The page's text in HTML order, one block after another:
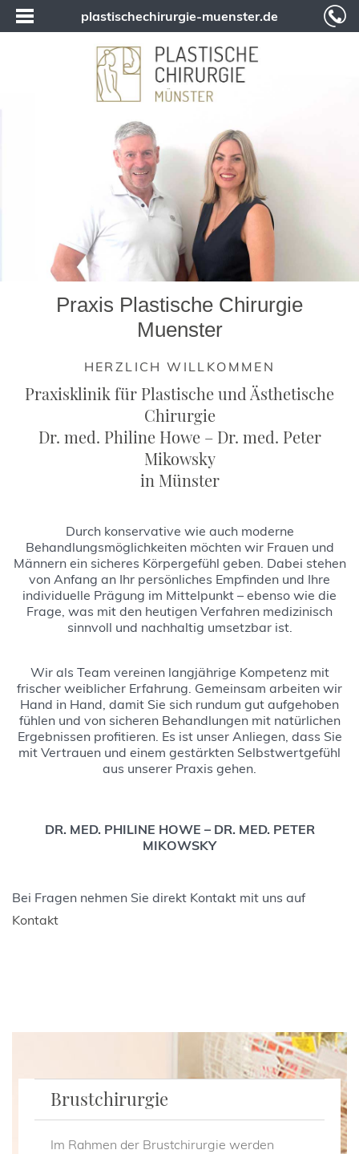
plastischechirurgie-muenster.de
Praxis Plastische Chirurgie
Muenster
HERZLICH WILLKOMMEN
Praxisklinik für Plastische und Ästhetische
Chirurgie
Dr. med. Philine Howe – Dr. med. Peter
Mikowsky
in Münster
Durch konservative wie auch moderne
Behandlungsmöglichkeiten möchten wir Frauen und
Männern ein sicheres Körpergefühl geben. Dabei stehen
von Anfang an Ihr persönliches Empfinden und Ihre
individuelle Prägung im Mittelpunkt – ebenso wie die
Frage, was mit den heutigen Verfahren medizinisch
sinnvoll und nachhaltig umsetzbar ist.
Wir als Team vereinen langjährige Kompetenz mit
frischer weiblicher Erfahrung. Gemeinsam arbeiten wir
Hand in Hand, damit Sie sich rundum gut aufgehoben
fühlen und von sicheren Behandlungen mit natürlichen
Ergebnissen profitieren. Es ist unser Anliegen, dass Sie
mit Vertrauen und einem gestärkten Selbstwertgefühl
aus unserer Praxis gehen.
DR. MED. PHILINE HOWE – DR. MED. PETER
MIKOWSKY
Bei Fragen nehmen Sie direkt Kontakt mit uns auf
Kontakt
Brustchirurgie
Im Rahmen der Brustchirurgie werden